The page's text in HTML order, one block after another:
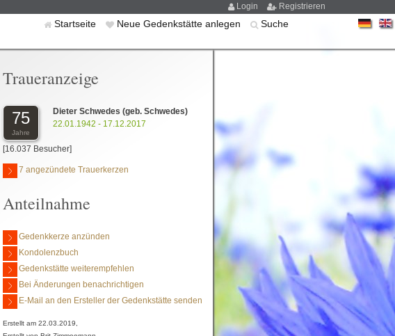
Login Registrieren
Startseite Neue Gedenkstätte anlegen Suche
Traueranzeige
75
Jahre
Dieter Schwedes (geb. Schwedes)
22.01.1942 - 17.12.2017
[16.037 Besucher]
7 angezündete Trauerkerzen
Anteilnahme
Gedenkkerze anzünden
Kondolenzbuch
Gedenkstätte weiterempfehlen
Bei Änderungen benachrichtigen
E-Mail an den Ersteller der Gedenkstätte senden
Erstellt am 22.03.2019,